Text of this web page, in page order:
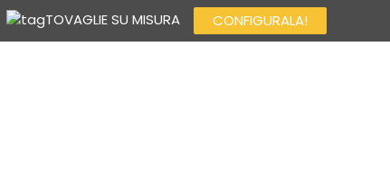
TOVAGLIE SU MISURA CONFIGURALA!